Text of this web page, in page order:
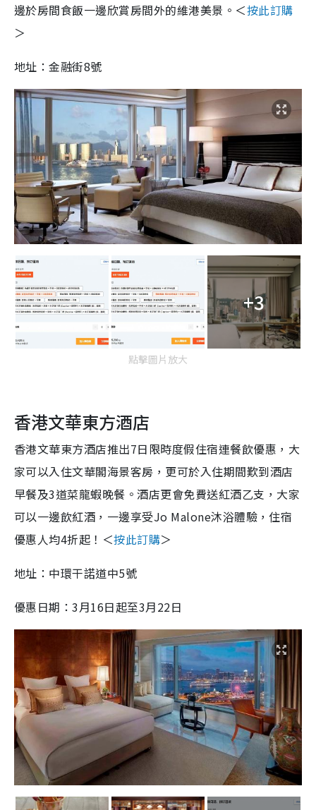
邊於房間食飯一邊欣賞房間外的維港美景。＜按此訂購
＞
地址：金融街8號
+3
點擊圖片放大
香港文華東方酒店
香港文華東方酒店推出7日限時度假住宿連餐飲優惠，大
家可以入住文華閣海景客房，更可於入住期間歎到酒店
早餐及3道菜龍蝦晚餐。酒店更會免費送紅酒乙支，大家
可以一邊飲紅酒，一邊享受Jo Malone沐浴體驗，住宿
優惠人均4折起！＜按此訂購＞
地址：中環干諾道中5號
優惠日期：3月16日起至3月22日